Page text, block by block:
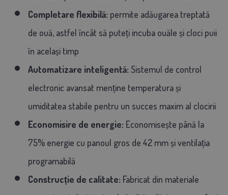
Completare flexibilă: permite adăugarea treptată
de ouă, astfel încât să puteți incuba ouăle și cloci puii
în același timp
Automatizare inteligentă: Sistemul de control
electronic avansat menține temperatura și
umiditatea stabile pentru un succes maxim al clocirii
Economisire de energie: Economisește până la
75% energie cu panoul gros de 42 mm și ventilația
programabilă
Construcție de calitate: Fabricat din materiale